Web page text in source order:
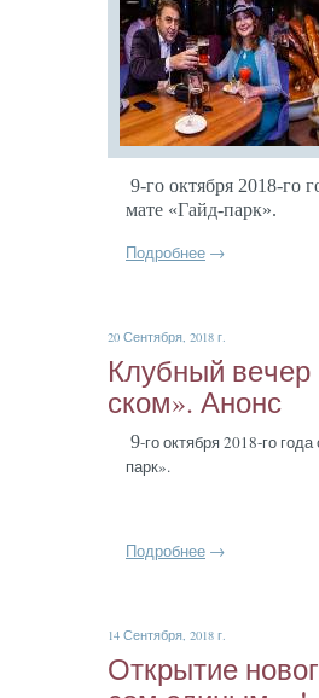
9-го ок­тября 2018-го
ма­те «Гайд-парк».
Подробнее →
20 Сентября, 2018 г.
Клуб­ный ве­чер
ском». Анонс
9-го ок­тября 2018-го
парк».
Подробнее →
14 Сентября, 2018 г.
От­кры­тие